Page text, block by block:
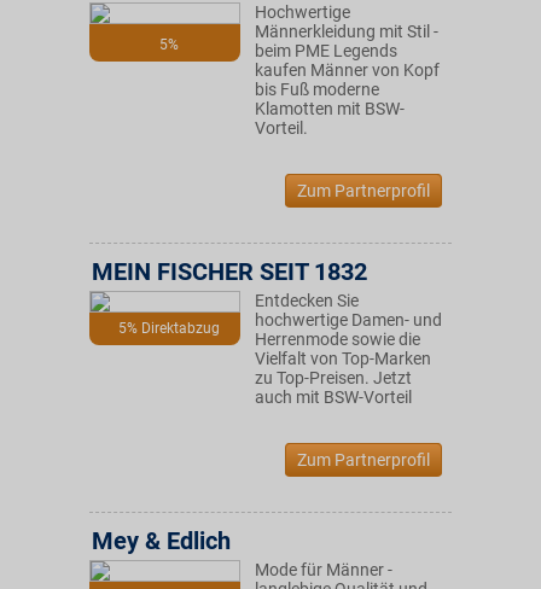
5%
Hochwertige
Männerkleidung mit Stil -
beim PME Legends
kaufen Männer von Kopf
bis Fuß moderne
Klamotten mit BSW-
Vorteil.
Zum Partnerprofil
5% Direktabzug
MEIN FISCHER SEIT 1832
Entdecken Sie
hochwertige Damen- und
Herrenmode sowie die
Vielfalt von Top-Marken
zu Top-Preisen. Jetzt
auch mit BSW-Vorteil
Zum Partnerprofil
Mey & Edlich
Mode für Männer -